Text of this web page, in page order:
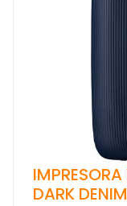
DARK DENIM